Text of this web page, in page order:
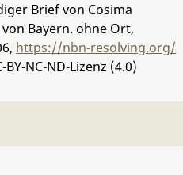
Brief von Cosima
Bayern. ohne Ort,
, https://nbn-resolving.org/
BY-NC-ND-Lizenz (4.0)